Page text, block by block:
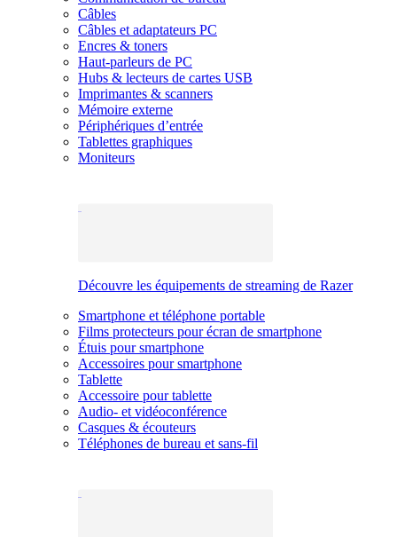
Câbles
Câbles et adaptateurs PC
Encres & toners
Haut-parleurs de PC
Hubs & lecteurs de cartes USB
Imprimantes & scanners
Mémoire externe
Périphériques d’entrée
Tablettes graphiques
Moniteurs
Découvre les équipements de streaming de Razer
Smartphone et téléphone portable
Films protecteurs pour écran de smartphone
Étuis pour smartphone
Accessoires pour smartphone
Tablette
Accessoire pour tablette
Audio- et vidéoconférence
Casques & écouteurs
Téléphones de bureau et sans-fil